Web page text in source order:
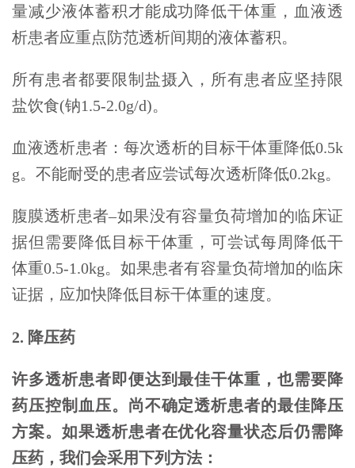
量减少液体蓄积才能成功降低干体重，血液透
析患者应重点防范透析间期的液体蓄积。
所有患者都要限制盐摄入，所有患者应坚持限
盐饮食(钠1.5-2.0g/d)。
血液透析患者：每次透析的目标干体重降低0.5k
g。不能耐受的患者应尝试每次透析降低0.2kg。
腹膜透析患者–如果没有容量负荷增加的临床证
据但需要降低目标干体重，可尝试每周降低干
体重0.5-1.0kg。如果患者有容量负荷增加的临床
证据，应加快降低目标干体重的速度。
2. 降压药
许多透析患者即便达到最佳干体重，也需要降
药压控制血压。尚不确定透析患者的最佳降压
方案。如果透析患者在优化容量状态后仍需降
压药，我们会采用下列方法：